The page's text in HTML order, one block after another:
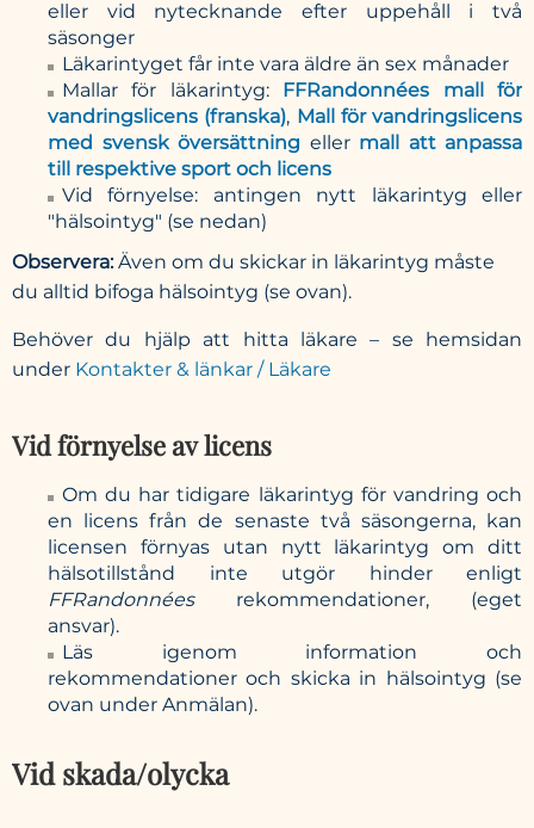
eller vid nytecknande efter uppehåll i två
säsonger
Läkarintyget får inte vara äldre än sex månader
Mallar för läkarintyg: FFRandonnées mall för
vandringslicens (franska), Mall för vandringslicens
med svensk översättning eller mall att anpassa
till respektive sport och licens
Vid förnyelse: antingen nytt läkarintyg eller
"hälsointyg" (se nedan)
Observera: Även om du skickar in läkarintyg måste
du alltid bifoga hälsointyg (se ovan).
Behöver du hjälp att hitta läkare – se hemsidan
under Kontakter & länkar / Läkare
Vid förnyelse av licens
Om du har tidigare läkarintyg för vandring och
en licens från de senaste två säsongerna, kan
licensen förnyas utan nytt läkarintyg om ditt
hälsotillstånd inte utgör hinder enligt
FFRandonnéesrekommendationer, (eget
ansvar).
Läs igenom information och
rekommendationer och skicka in hälsointyg (se
ovan under Anmälan).
Vid skada/olycka